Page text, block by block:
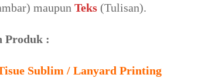
maupun Teks (Tulisan).
Produk :
Sublim / Lanyard Printing